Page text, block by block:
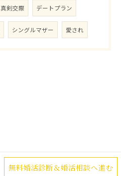
真剣交際 デートプラン
シングルマザー 愛され
無料婚活診断＆婚活相談へ進む